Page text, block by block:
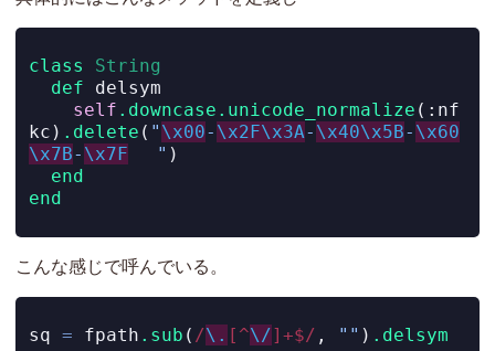
class
String
def delsym
self .downcase.unicode_normalize ( :nf
kc ) .delete ( " \x00- \x2F\x3A- \x40\x5B- \x60
\x7B- \x7F " )
end
end
こんな感じで呼んでいる。
sq = fpath .sub ( /\. [^\/]+$/ , "" ) .delsym